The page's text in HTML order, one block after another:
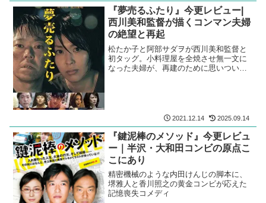
『夢売るふたり』今更レビュー|
西川美和監督が描くコンマン夫婦
の絶望と再起
松たか子と阿部サダヲが西川美和監督と
初タッグ。小料理屋を全焼させ無一文に
なった夫婦が、再建のために思いついた
2021.12.14 2025.09.14
『鍵泥棒のメソッド』今更レビュ
ー｜半沢・大和田コンビの原点こ
こにあり
精密機械のような内田けんじの脚本に、
堺雅人と香川照之の黄金コンビが応えた
記憶喪失コメディ